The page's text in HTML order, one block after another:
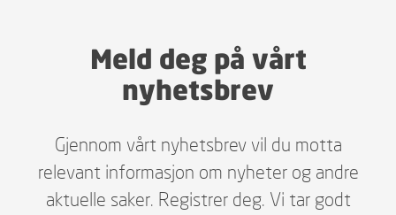
Meld deg på vårt
nyhetsbrev
Gjennom vårt nyhetsbrev vil du motta
relevant informasjon om nyheter og andre
aktuelle saker. Registrer deg. Vi tar godt